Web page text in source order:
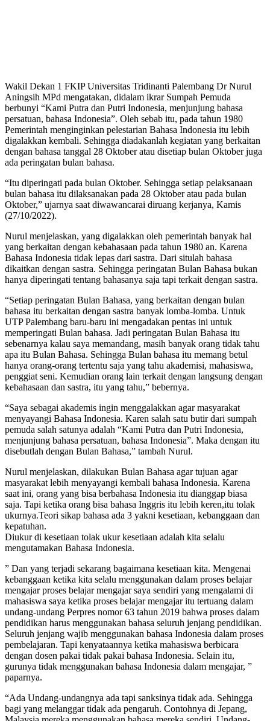
Wakil Dekan 1 FKIP Universitas Tridinanti Palembang Dr Nurul
Aningsih MPd mengatakan, didalam ikrar Sumpah Pemuda
berbunyi “Kami Putra dan Putri Indonesia, menjunjung bahasa
persatuan, bahasa Indonesia”. Oleh sebab itu, pada tahun 1980
Pemerintah menginginkan pelestarian Bahasa Indonesia itu lebih
digalakkan kembali. Sehingga diadakanlah kegiatan yang berkaitan
dengan bahasa tanggal 28 Oktober atau disetiap bulan Oktober juga
ada peringatan bulan bahasa.
“Itu diperingati pada bulan Oktober. Sehingga setiap pelaksanaan
bulan bahasa itu dilaksanakan pada 28 Oktober atau pada bulan
Oktober,” ujarnya saat diwawancarai diruang kerjanya, Kamis
(27/10/2022).
Nurul menjelaskan, yang digalakkan oleh pemerintah banyak hal
yang berkaitan dengan kebahasaan pada tahun 1980 an. Karena
Bahasa Indonesia tidak lepas dari sastra. Dari situlah bahasa
dikaitkan dengan sastra. Sehingga peringatan Bulan Bahasa bukan
hanya diperingati tentang bahasanya saja tapi terkait dengan sastra.
“Setiap peringatan Bulan Bahasa, yang berkaitan dengan bulan
bahasa itu berkaitan dengan sastra banyak lomba-lomba. Untuk
UTP Palembang baru-baru ini mengadakan pentas ini untuk
memperingati Bulan bahasa. Jadi peringatan Bulan Bahasa itu
sebenarnya kalau saya memandang, masih banyak orang tidak tahu
apa itu Bulan Bahasa. Sehingga Bulan bahasa itu memang betul
hanya orang-orang tertentu saja yang tahu akademisi, mahasiswa,
penggiat seni. Kemudian orang lain terkait dengan langsung dengan
kebahasaan dan sastra, itu yang tahu,” bebernya.
“Saya sebagai akademis ingin menggalakkan agar masyarakat
menyayangi Bahasa Indonesia. Karen salah satu butir dari sumpah
pemuda salah satunya adalah “Kami Putra dan Putri Indonesia,
menjunjung bahasa persatuan, bahasa Indonesia”. Maka dengan itu
disebutlah dengan Bulan Bahasa,” tambah Nurul.
Nurul menjelaskan, dilakukan Bulan Bahasa agar tujuan agar
masyarakat lebih menyayangi kembali bahasa Indonesia. Karena
saat ini, orang yang bisa berbahasa Indonesia itu dianggap biasa
saja. Tapi ketika orang bisa bahasa Inggris itu lebih keren,itu tolak
ukurnya.Teori sikap bahasa ada 3 yakni kesetiaan, kebanggaan dan
kepatuhan.
Diukur di kesetiaan tolak ukur kesetiaan adalah kita selalu
mengutamakan Bahasa Indonesia.
” Dan yang terjadi sekarang bagaimana kesetiaan kita. Mengenai
kebanggaan ketika kita selalu menggunakan dalam proses belajar
mengajar proses belajar mengajar saya sendiri yang mengalami di
mahasiswa saya ketika proses belajar mengajar itu tertuang dalam
undang-undang Perpres nomor 63 tahun 2019 bahwa proses dalam
pendidikan harus menggunakan bahasa seluruh jenjang pendidikan.
Seluruh jenjang wajib menggunakan bahasa Indonesia dalam proses
pembelajaran. Tapi kenyataannya ketika mahasiswa berbicara
dengan dosen pakai tidak pakai bahasa Indonesia. Selain itu,
gurunya tidak menggunakan bahasa Indonesia dalam mengajar, ”
paparnya.
“Ada Undang-undangnya ada tapi sanksinya tidak ada. Sehingga
bagi yang melanggar tidak ada pengaruh. Contohnya di Jepang,